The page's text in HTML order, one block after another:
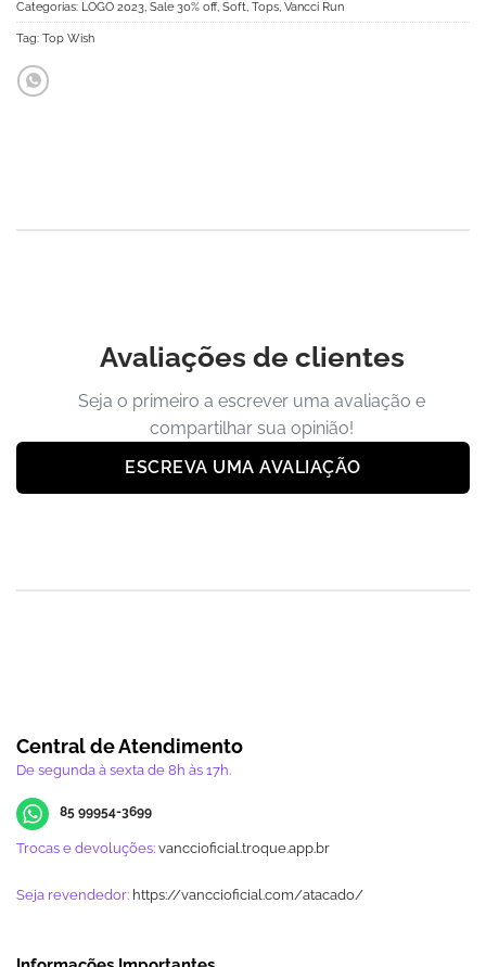
Categorias: LOGO 2023, Sale 30% off, Soft, Tops, Vancci Run
Tag: Top Wish
Avaliações de clientes
Seja o primeiro a escrever uma avaliação e
compartilhar sua opinião!
ESCREVA UMA AVALIAÇÃO
Central de Atendimento
De segunda à sexta de 8h às 17h.
85 99954-3699
Trocas e devoluções: vanccioficial.troque.app.br
Seja revendedor: https://vanccioficial.com/atacado/